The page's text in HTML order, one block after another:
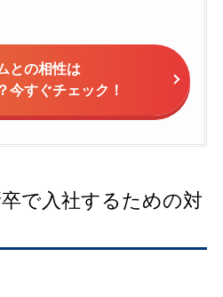
との相性は
今すぐチェック！
で入社するための対